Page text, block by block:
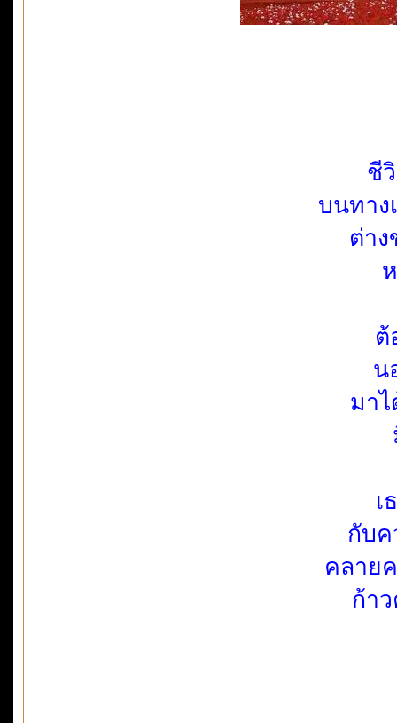
ชี
บนทาง
ต่า
ต้
น
มา
เ
กับค
คลาย
ก้า